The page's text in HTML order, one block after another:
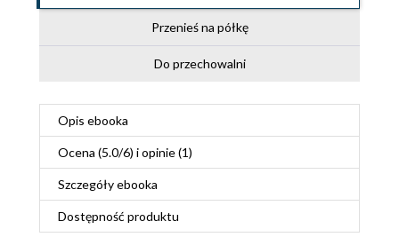
Przenieś na półkę
Do przechowalni
Opis ebooka
Ocena (5.0/6) i opinie (1)
Szczegółyebooka
Dostępność produktu